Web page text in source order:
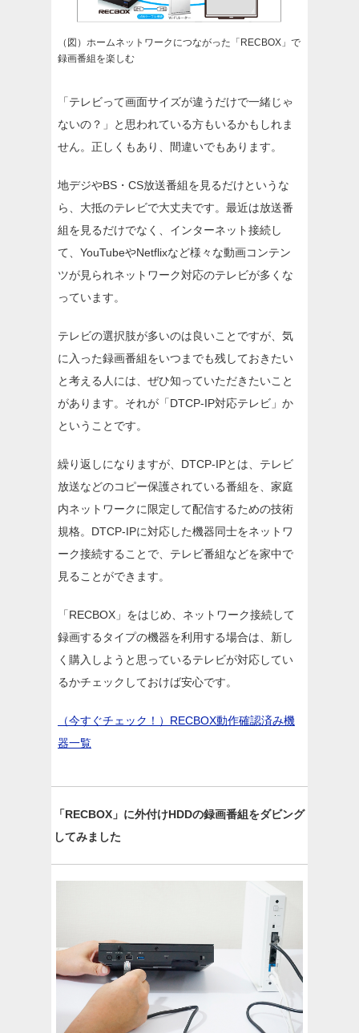
（図）ホームネットワークにつながった「RECBOX」で
録画番組を楽しむ
「テレビって画面サイズが違うだけで一緒じゃ
ないの？」と思われている方もいるかもしれま
せん。正しくもあり、間違いでもあります。
地デジやBS・CS放送番組を見るだけというな
ら、大抵のテレビで大丈夫です。最近は放送番
組を見るだけでなく、インターネット接続し
て、YouTubeやNetflixなど様々な動画コンテン
ツが見られネットワーク対応のテレビが多くな
っています。
テレビの選択肢が多いのは良いことですが、気
に入った録画番組をいつまでも残しておきたい
と考える人には、ぜひ知っていただきたいこと
があります。それが「DTCP-IP対応テレビ」か
ということです。
繰り返しになりますが、DTCP-IPとは、テレビ
放送などのコピー保護されている番組を、家庭
内ネットワークに限定して配信するための技術
規格。DTCP-IPに対応した機器同士をネットワ
ーク接続することで、テレビ番組などを家中で
見ることができます。
「RECBOX」をはじめ、ネットワーク接続して
録画するタイプの機器を利用する場合は、新し
く購入しようと思っているテレビが対応してい
るかチェックしておけば安心です。
（今すぐチェック！）RECBOX動作確認済み機
器一覧
「RECBOX」に外付けHDDの録画番組をダビング
してみました